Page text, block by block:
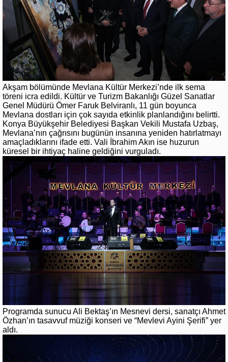
Akşam bölümünde Mevlana Kültür Merkezi’nde ilk sema
töreni icra edildi. Kültür ve Turizm Bakanlığı Güzel Sanatlar
Genel Müdürü Ömer Faruk Belviranlı, 11 gün boyunca
Mevlana dostları için çok sayıda etkinlik planlandığını belirtti.
Konya Büyükşehir Belediyesi Başkan Vekili Mustafa Uzbaş,
Mevlana’nın çağrısını bugünün insanına yeniden hatırlatmayı
amaçladıklarını ifade etti. Vali İbrahim Akın ise huzurun
küresel bir ihtiyaç haline geldiğini vurguladı.
Programda sunucu Ali Bektaş’ın Mesnevi dersi, sanatçı Ahmet
Özhan’ın tasavvuf müziği konseri ve “Mevlevi Ayini Şerifi” yer
aldı.